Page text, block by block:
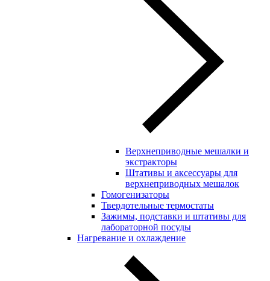
Верхнеприводные мешалки и
экстракторы
Штативы и аксессуары для
верхнеприводных мешалок
Гомогенизаторы
Твердотельные термостаты
Зажимы, подставки и штативы для
лабораторной посуды
Нагревание и охлаждение